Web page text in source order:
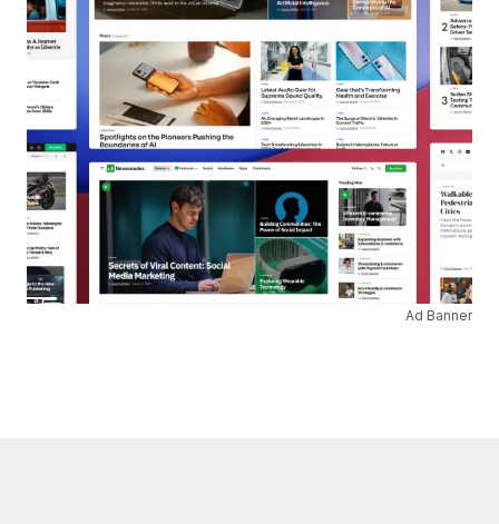
Ad Banner